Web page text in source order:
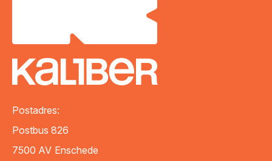
Postadres:
Postbus 826
7500 AV Enschede